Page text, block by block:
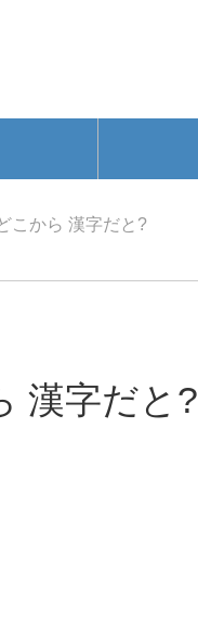
こから 漢字だと?
漢字だと?